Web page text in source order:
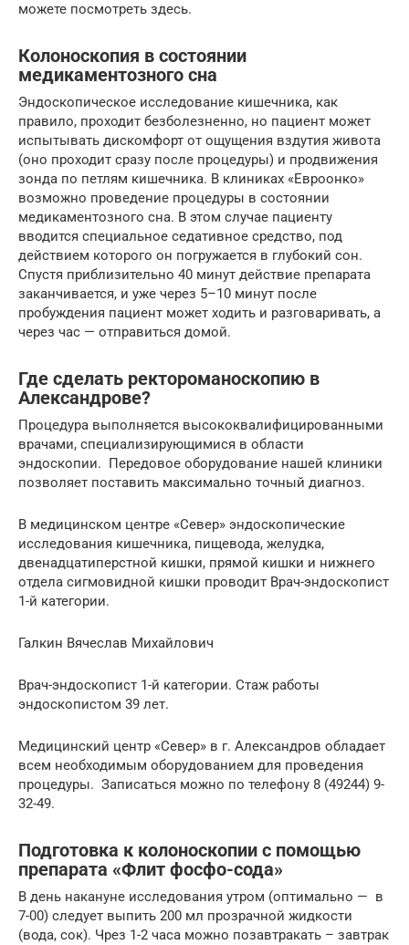
можете посмотреть здесь.
Колоноскопия в состоянии
медикаментозного сна
Эндоскопическое исследование кишечника, как
правило, проходит безболезненно, но пациент может
испытывать дискомфорт от ощущения вздутия живота
(оно проходит сразу после процедуры) и продвижения
зонда по петлям кишечника. В клиниках «Евроонко»
возможно проведение процедуры в состоянии
медикаментозного сна. В этом случае пациенту
вводится специальное седативное средство, под
действием которого он погружается в глубокий сон.
Спустя приблизительно 40 минут действие препарата
заканчивается, и уже через 5–10 минут после
пробуждения пациент может ходить и разговаривать, а
через час — отправиться домой.
Где сделать ректороманоскопию в
Александрове?
Процедура выполняется высококвалифицированными
врачами, специализирующимися в области
эндоскопии. Передовое оборудование нашей клиники
позволяет поставить максимально точный диагноз.
В медицинском центре «Север» эндоскопические
исследования кишечника, пищевода, желудка,
двенадцатиперстной кишки, прямой кишки и нижнего
отдела сигмовидной кишки проводит Врач-эндоскопист
1-й категории.
Галкин Вячеслав Михайлович
Врач-эндоскопист 1-й категории. Стаж работы
эндоскопистом 39 лет.
Медицинский центр «Север» в г. Александров обладает
всем необходимым оборудованием для проведения
процедуры. Записаться можно по телефону 8 (49244) 9-
32-49.
Подготовка к колоноскопии с помощью
препарата «Флит фосфо-сода»
В день накануне исследования утром (оптимально — в
7-00) следует выпить 200 мл прозрачной жидкости
(вода, сок). Чрез 1-2 часа можно позавтракать – завтрак